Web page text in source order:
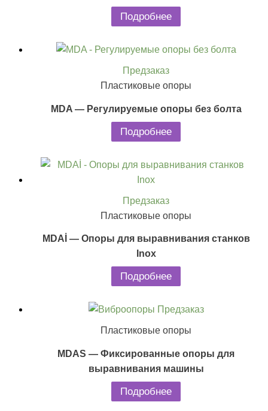
Подробнее
Предзаказ
Пластиковые опоры
MDA — Регулируемые опоры без болта
Подробнее
Предзаказ
Пластиковые опоры
MDAİ — Опоры для выравнивания станков
Inox
Подробнее
Предзаказ
Пластиковые опоры
MDAS — Фиксированные опоры для
выравнивания машины
Подробнее